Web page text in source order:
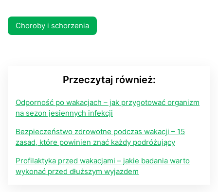
Choroby i schorzenia
Przeczytaj również:
Odporność po wakacjach – jak przygotować organizm
na sezon jesiennych infekcji
Bezpieczeństwo zdrowotne podczas wakacji – 15
zasad, które powinien znać każdy podróżujący
Profilaktyka przed wakacjami – jakie badania warto
wykonać przed dłuższym wyjazdem